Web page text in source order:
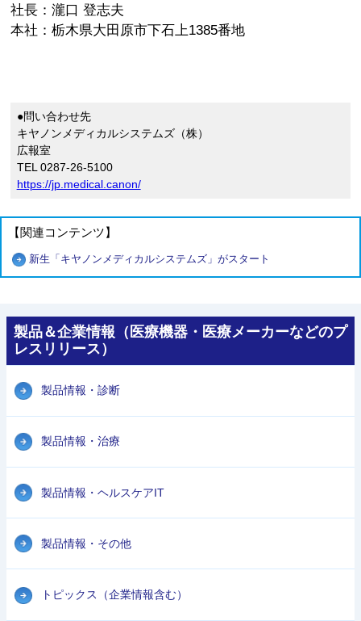
社長：瀧口 登志夫
本社：栃木県大田原市下石上1385番地
●問い合わせ先
キヤノンメディカルシステムズ（株）
広報室
TEL 0287-26-5100
https://jp.medical.canon/
【関連コンテンツ】
新生「キヤノンメディカルシステムズ」がスタート
製品＆企業情報（医療機器・医療メーカーなどのプ
レスリリース）
製品情報・診断
製品情報・治療
製品情報・ヘルスケアIT
製品情報・その他
トピックス（企業情報含む）